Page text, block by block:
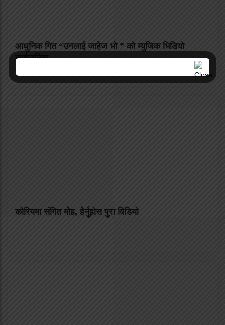
आधुनिक गित “उनलाई जाहेज भो ” को म्युजिक भिडियो
सार्बजनिक
कोरियमा संगित मोह, हेर्नुहोस पुरा विडियो